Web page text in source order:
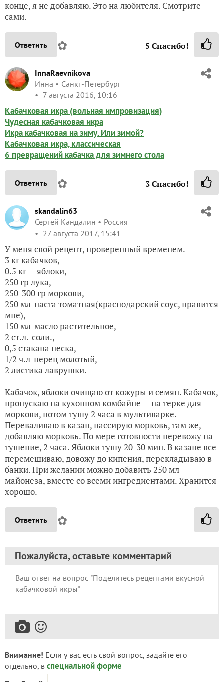
конце, я не добавляю. Это на любителя. Смотрите
сами.
Ответить ✿ 5 Спасибо!
InnaRaevnikova
Инна
Санкт-Петербург
7 августа 2016, 10:16
Кабачковая икра (вольная импровизация)
Чудесная кабачковая икра
Икра кабачковая на зиму. Или зимой?
Кабачковая икра, классическая
6 превращений кабачка для зимнего стола
Ответить ✿ 3Спасибо!
skandalin63
Сергей Кандалин
Россия
27 августа 2017, 15:41
У меня свой рецепт, проверенный временем.
3 кг кабачков,
0.5 кг — яблоки,
250 гр лука,
250-300 гр моркови,
250 мл-паста томатная(краснодарский соус, нравится
мне),
150 мл-масло растительное,
2 ст.л.-соли.,
0,5 стакана песка,
1/2 ч.л-перец молотый,
2 листика лаврушки.
Кабачок, яблоки очищаю от кожуры и семян. Кабачок,
пропускаю на кухонном комбайне — на терке для
моркови, потом тушу 2 часа в мультиварке.
Переваливаю в казан, пассирую морковь, там же,
добавляю морковь. По мере готовности перевожу на
тушение, 2 часа. Яблоки тушу 20-30 мин. В казане все
перемешиваю, довожу до кипения, перекладываю в
банки. При желании можно добавить 250 мл
майонеза, вместе со всеми ингредиентами. Хранится
хорошо.
Ответить ✿
Пожалуйста, оставьте комментарий
Внимание! Если у вас есть свой вопрос, задайте его
отдельно, в специальной форме